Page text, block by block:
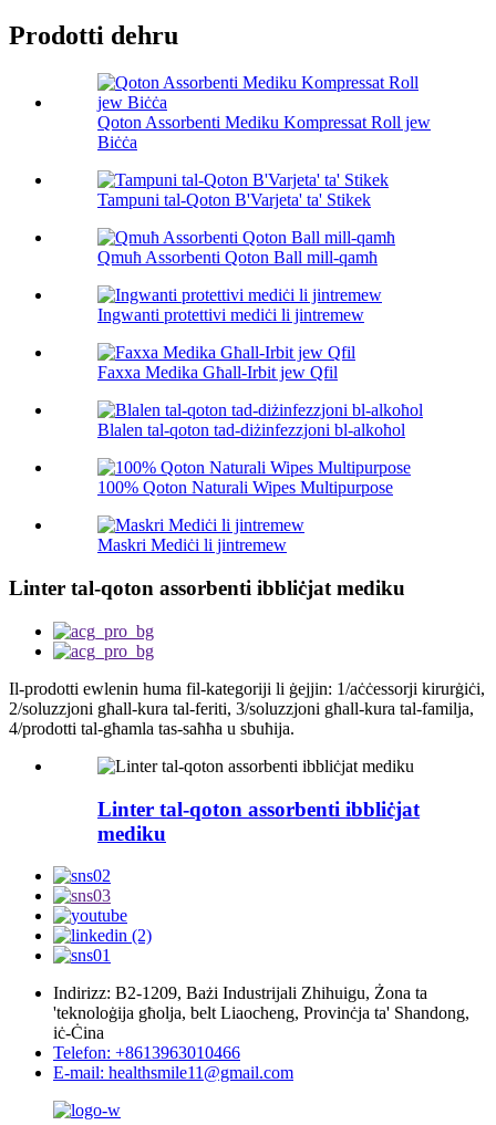
Prodotti dehru
Qoton Assorbenti Mediku Kompressat Roll jew
Biċċa
Tampuni tal-Qoton B'Varjeta' ta' Stikek
Qmuħ Assorbenti Qoton Ball mill-qamħ
Ingwanti protettivi mediċi li jintremew
Faxxa Medika Għall-Irbit jew Qfil
Blalen tal-qoton tad-diżinfezzjoni bl-alkoħol
100% Qoton Naturali Wipes Multipurpose
Maskri Mediċi li jintremew
Linter tal-qoton assorbenti ibbliċjat mediku
Il-prodotti ewlenin huma fil-kategoriji li ġejjin: 1/aċċessorji kirurġiċi,
2/soluzzjoni għall-kura tal-feriti, 3/soluzzjoni għall-kura tal-familja,
4/prodotti tal-għamla tas-saħħa u sbuħija.
Linter tal-qoton assorbenti ibbliċjat
mediku
Indirizz: B2-1209, Bażi Industrijali Zhihuigu, Żona ta
'teknoloġija għolja, belt Liaocheng, Provinċja ta' Shandong,
iċ-Ċina
Telefon: +8613963010466
E-mail: healthsmile11@gmail.com